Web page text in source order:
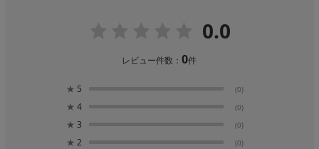
0.0
レビュー件数：0件
★ 5 (0)
★ 4 (0)
★ 3 (0)
★ 2 (0)